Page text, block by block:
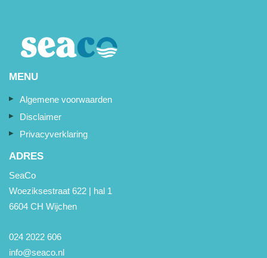
MENU
Algemene voorwaarden
Disclaimer
Privacyverklaring
ADRES
SeaCo
Woeziksestraat 622 | hal 1
6604 CH Wijchen
024 2022 606
info@seaco.nl